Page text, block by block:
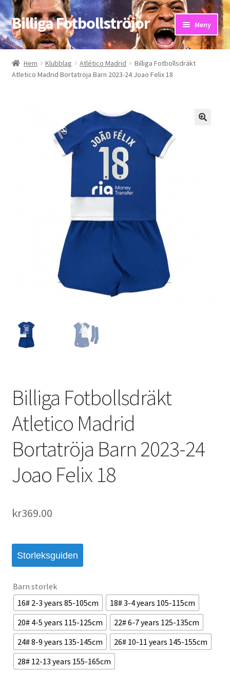
Hoppa
till
navigering
Hoppa
till
innehåll
Billiga Fotbollströjor Meny
Hem
Bloggar
Hem Klubblag Atlético Madrid
Billiga Fotbollsdräkt
Atletico Madrid Bortatröja Barn 2023-24 Joao Felix 18
Billiga Fotbollsdräkt
Atletico Madrid
Bortatröja Barn 2023-24
Joao Felix 18
kr369.00
Storleksguiden
Barn storlek
16# 2-3 years 85-105cm
18# 3-4 years 105-115cm
20# 4-5 years 115-125cm
22# 6-7 years 125-135cm
24# 8-9 years 135-145cm
26# 10-11 years 145-155cm
28# 12-13 years 155-165cm